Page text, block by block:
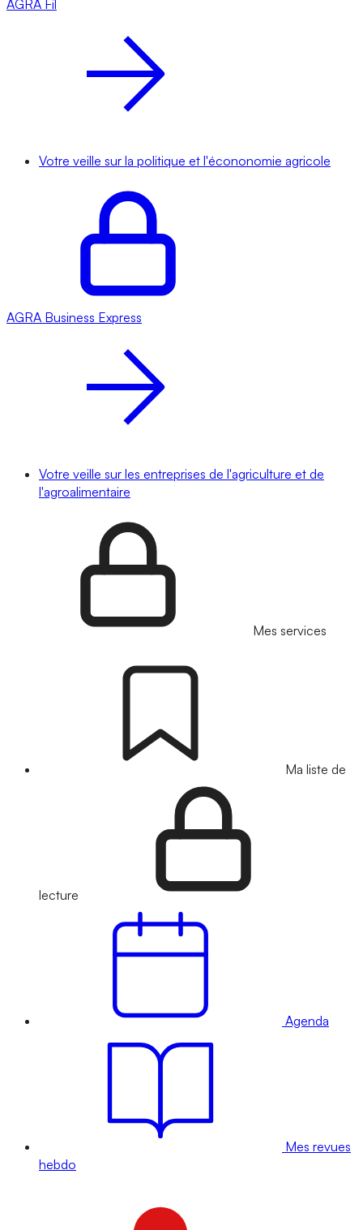
AGRA Fil
Votre veille sur la politique et l'écononomie agricole
AGRA Business Express
Votre veille sur les entreprises de l'agriculture et de
l'agroalimentaire
Mes services
Ma liste de
lecture
Agenda
Mes revues
hebdo